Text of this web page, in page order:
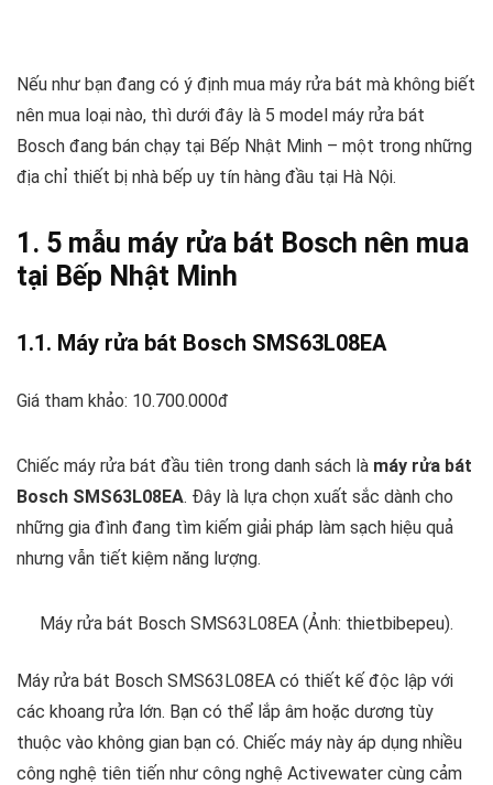
Nếu như bạn đang có ý định mua máy rửa bát mà không biết
nên mua loại nào, thì dưới đây là 5 model máy rửa bát
Bosch đang bán chạy tại Bếp Nhật Minh – một trong những
địa chỉ thiết bị nhà bếp uy tín hàng đầu tại Hà Nội.
1. 5 mẫu máy rửa bát Bosch nên mua
tại Bếp Nhật Minh
1.1. Máy rửa bát Bosch SMS63L08EA
Giá tham khảo: 10.700.000đ
Chiếc máy rửa bát đầu tiên trong danh sách là máy rửa bát
Bosch SMS63L08EA. Đây là lựa chọn xuất sắc dành cho
những gia đình đang tìm kiếm giải pháp làm sạch hiệu quả
nhưng vẫn tiết kiệm năng lượng.
Máy rửa bát Bosch SMS63L08EA (Ảnh: thietbibepeu).
Máy rửa bát Bosch SMS63L08EA có thiết kế độc lập với
các khoang rửa lớn. Bạn có thể lắp âm hoặc dương tùy
thuộc vào không gian bạn có. Chiếc máy này áp dụng nhiều
công nghệ tiên tiến như công nghệ Activewater cùng cảm